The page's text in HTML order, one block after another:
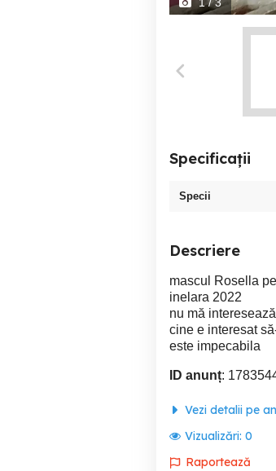
Specificații
Specii
Descriere
mascul Rosella
inelara 2022
nu mă
cine e interesat
este impecabila
ID anunț:
Vezi detalii pe
Vizualizări: 0
Raportează